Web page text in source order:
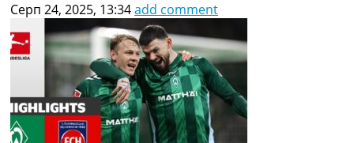
Серп 24, 2025, 13:34add comment